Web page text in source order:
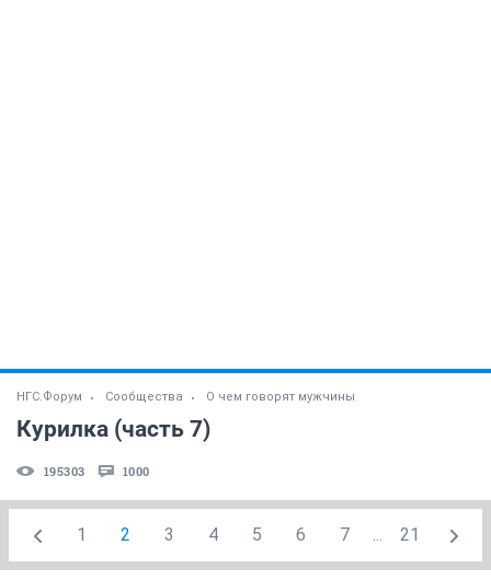
НГС.Форум Сообщества О чем говорят мужчины
Курилка (часть 7)
195303 1000
1 2 3 4 5 6 7 ... 21